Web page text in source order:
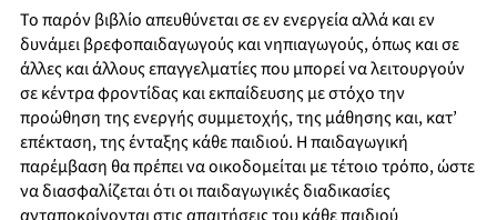
Το παρόν βιβλίο απευθύνεται σε εν ενεργεία αλλά και εν
δυνάμει βρεφοπαιδαγωγούς και νηπιαγωγούς, όπως και σε
άλλες και άλλους επαγγελματίες που μπορεί να λειτουργούν
σε κέντρα φροντίδας και εκπαίδευσης με στόχο την
προώθηση της ενεργής συμμετοχής, της μάθησης και, κατ’
επέκταση, της ένταξης κάθε παιδιού. Η παιδαγωγική
παρέμβαση θα πρέπει να οικοδομείται με τέτοιο τρόπο, ώστε
να διασφαλίζεται ότι οι παιδαγωγικές διαδικασίες